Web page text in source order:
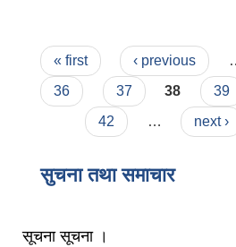
Pages
« first ‹ previous
36
37 38 39
42
… next ›
सुचना तथा समाचार
सूचना सूचना ।